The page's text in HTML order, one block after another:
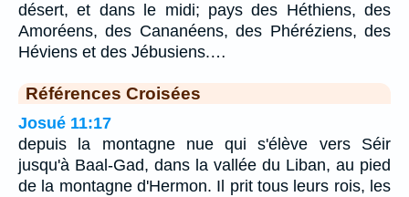
désert, et dans le midi; pays des Héthiens, des
Amoréens, des Cananéens, des Phéréziens, des
Héviens et des Jébusiens.…
Références Croisées
Josué 11:17
depuis la montagne nue qui s'élève vers Séir
jusqu'à Baal-Gad, dans la vallée du Liban, au pied
de la montagne d'Hermon. Il prit tous leurs rois, les